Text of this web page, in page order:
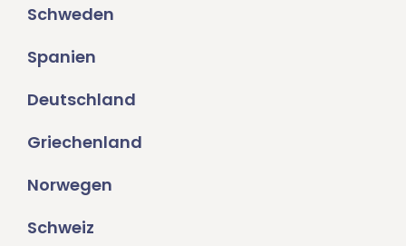
Schweden
Spanien
Deutschland
Griechenland
Norwegen
Schweiz